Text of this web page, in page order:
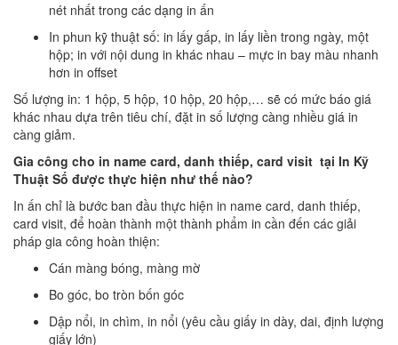
nét nhất trong các dạng in ấn
In phun kỹ thuật số: in lấy gấp, in lấy liền trong ngày, một
hộp; in với nội dung in khác nhau – mực in bay màu nhanh
hơn in offset
Số lượng in: 1 hộp, 5 hộp, 10 hộp, 20 hộp,… sẽ có mức báo giá
khác nhau dựa trên tiêu chí, đặt in số lượng càng nhiều giá in
càng giảm.
Gia công cho in name card, danh thiếp, card visit tại In Kỹ
Thuật Số được thực hiện như thế nào?
In ấn chỉ là bước ban đầu thực hiện in name card, danh thiếp,
card visit, để hoàn thành một thành phẩm in cần đến các giải
pháp gia công hoàn thiện:
Cán màng bóng, màng mờ
Bo góc, bo tròn bốn góc
Dập nổi, in chìm, in nổi (yêu cầu giấy in dày, dai, định lượng
giấy lớn)